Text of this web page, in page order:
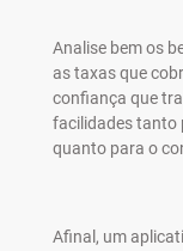
Analise bem os
as taxas que
confiança que
facilidades tanto
quanto para o
Afinal, um